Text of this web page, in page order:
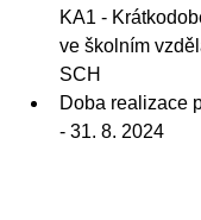
KA1 -
ve školním
SCH
Doba realizace
- 31. 8. 2024​